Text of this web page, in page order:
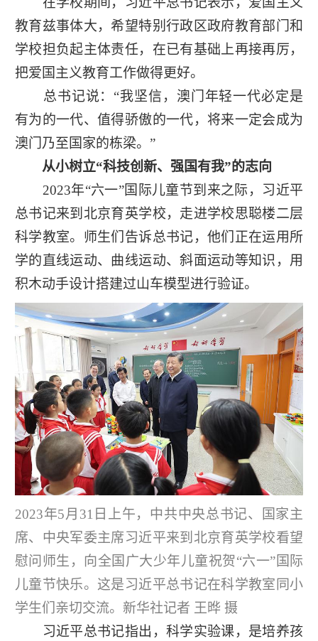
教育兹事体大，希望特别行政区政府教育部门和
学校担负起主体责任，在已有基础上再接再厉，
把爱国主义教育工作做得更好。
总书记说：“我坚信，澳门年轻一代必定是
有为的一代、值得骄傲的一代，将来一定会成为
澳门乃至国家的栋梁。”
从小树立“科技创新、强国有我”的志向
2023年“六一”国际儿童节到来之际，习近平
总书记来到北京育英学校，走进学校思聪楼二层
科学教室。师生们告诉总书记，他们正在运用所
学的直线运动、曲线运动、斜面运动等知识，用
积木动手设计搭建过山车模型进行验证。
2023年5月31日上午，中共中央总书记、国家主
席、中央军委主席习近平来到北京育英学校看望
慰问师生，向全国广大少年儿童祝贺“六一”国际
儿童节快乐。这是习近平总书记在科学教室同小
学生们亲切交流。新华社记者 王晔 摄
习近平总书记指出，科学实验课，是培养孩